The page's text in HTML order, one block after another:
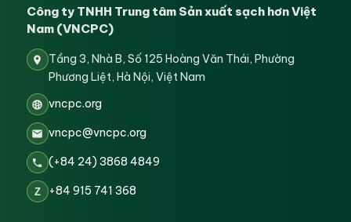
Công ty TNHH Trung tâm Sản xuất sạch hơn Việt
Nam (VNCPC)
Tầng 3, Nhà B, Số 125 Hoàng Văn Thái, Phường
Phương Liệt, Hà Nội, Việt Nam
vncpc.org
vncpc@vncpc.org
(+84 24) 3868 4849
Z +84 915 741 368